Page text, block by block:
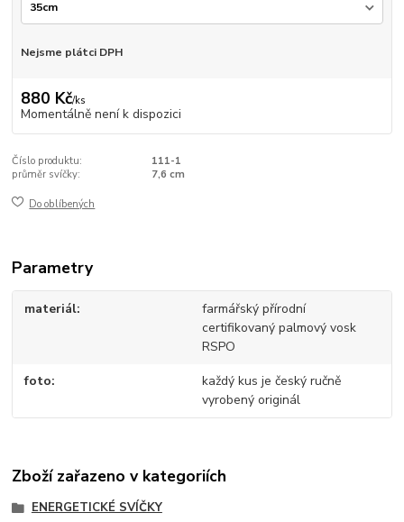
Nejsme plátci DPH
880 Kč/ks
Momentálně není k dispozici
Číslo produktu:
111-1
průměr svíčky:
7,6 cm
Do oblíbených
Parametry
materiál
farmářský přírodní
certifikovaný palmový vosk
RSPO
foto
každý kus je český ručně
vyrobený originál
Zboží zařazeno v kategoriích
ENERGETICKÉ SVÍČKY